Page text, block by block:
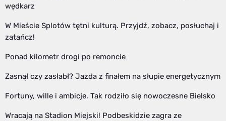
wędkarz
W Mieście Splotów tętni kulturą. Przyjdź, zobacz, posłuchaj i
zatańcz!
Ponad kilometr drogi po remoncie
Zasnął czy zasłabł? Jazda z finałem na słupie energetycznym
Fortuny, wille i ambicje. Tak rodziło się nowoczesne Bielsko
Wracają na Stadion Miejski! Podbeskidzie zagra ze